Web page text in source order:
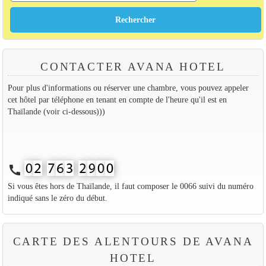
CONTACTER AVANA HOTEL
Pour plus d'informations ou réserver une chambre, vous pouvez appeler
cet hôtel par téléphone en tenant en compte de l'heure qu'il est en
Thaïlande (voir ci-dessous)))
call
Si vous êtes hors de Thaïlande, il faut composer le 0066 suivi du numéro
indiqué sans le zéro du début.
CARTE DES ALENTOURS DE AVANA
HOTEL